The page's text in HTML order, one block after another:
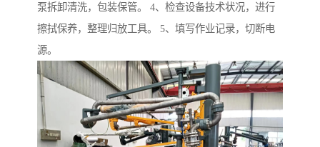
泵拆卸清洗，包装保管。 4、检查设备技术状况，进行
擦拭保养，整理归放工具。 5、填写作业记录，切断电
源。